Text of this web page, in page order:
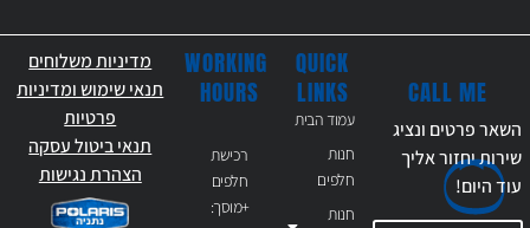
QUICK
LINKS
עמוד הבית
חנות
חלפים
חנות
WORKING
HOURS
רכישת
חלפים
+מוסך:
CALL ME
השאר פרטים ונציג
שירות יחזור אליך
עודהיום!
מדיניות משלוחים
תנאי שימוש ומדיניות
פרטיות
תנאי ביטול עסקה
הצהרת נגישות